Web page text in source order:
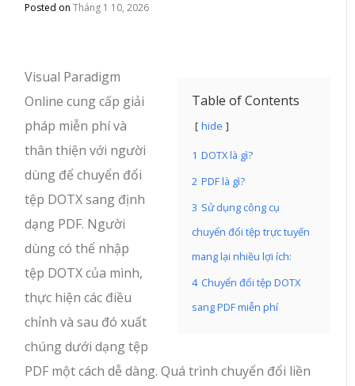
Posted onTháng 1 10, 2026
Table of Contents
hide
1 DOTX là gì?
2 PDF là gì?
3 Sử dụng công cụ
chuyển đổi tệp trực tuyến
mang lại nhiều lợi ích:
4 Chuyển đổi tệp DOTX
sang PDF miễn phí
Visual Paradigm
Online cung cấp giải
pháp miễn phí và
thân thiện với người
dùng để chuyển đổi
tệp DOTX sang định
dạng PDF. Người
dùng có thể nhập
tệp DOTX của mình,
thực hiện các điều
chỉnh và sau đó xuất
chúng dưới dạng tệp
PDF một cách dễ dàng. Quá trình chuyển đổi liền